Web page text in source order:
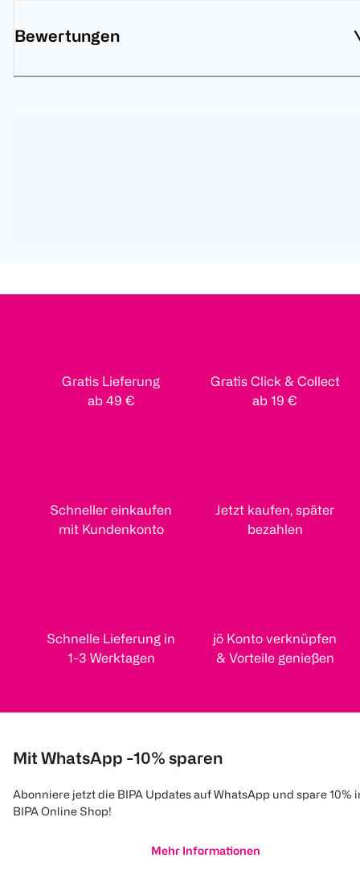
Bewertungen
Gratis Lieferung
ab 49 €
Gratis Click & Collect
ab 19 €
Schneller einkaufen
mit Kundenkonto
Jetzt kaufen, später
bezahlen
Schnelle Lieferung in
1-3 Werktagen
jö Konto verknüpfen
& Vorteile genießen
Mit WhatsApp -10% sparen
Abonniere jetzt die BIPA Updates auf WhatsApp und spare 10%
BIPA Online Shop!
Mehr Informationen